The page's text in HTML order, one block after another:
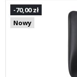
-70,00 zł
Nowy